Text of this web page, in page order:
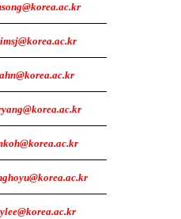
ahn@korea.ac.kr